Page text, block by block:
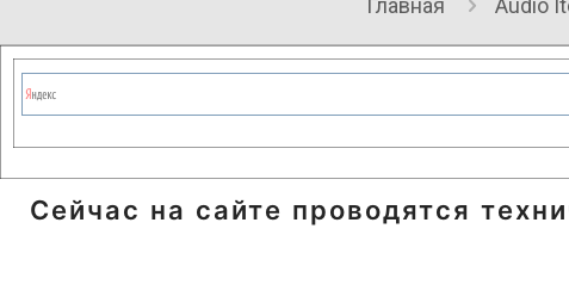
Главная Audio
Сейчас на сайте проводятся